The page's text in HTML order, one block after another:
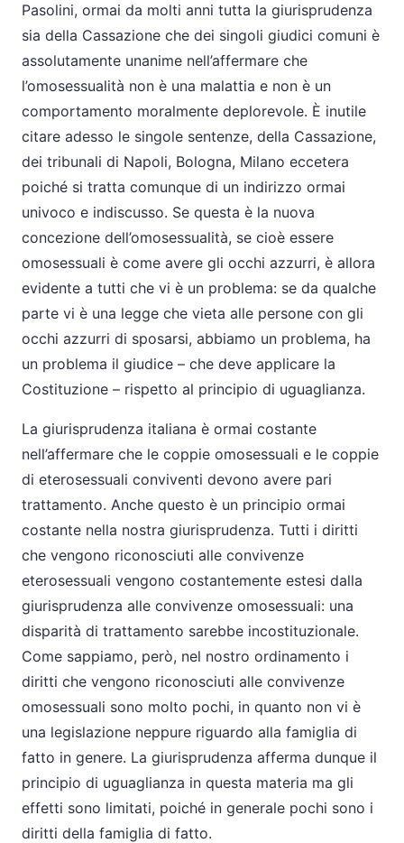
Pasolini, ormai da molti anni tutta la giurisprudenza
sia della Cassazione che dei singoli giudici comuni è
assolutamente unanime nell’affermare che
l’omosessualità non è una malattia e non è un
comportamento moralmente deplorevole. È inutile
citare adesso le singole sentenze, della Cassazione,
dei tribunali di Napoli, Bologna, Milano eccetera
poiché si tratta comunque di un indirizzo ormai
univoco e indiscusso. Se questa è la nuova
concezione dell’omosessualità, se cioè essere
omosessuali è come avere gli occhi azzurri, è allora
evidente a tutti che vi è un problema: se da qualche
parte vi è una legge che vieta alle persone con gli
occhi azzurri di sposarsi, abbiamo un problema, ha
un problema il giudice – che deve applicare la
Costituzione – rispetto al principio di uguaglianza.
La giurisprudenza italiana è ormai costante
nell’affermare che le coppie omosessuali e le coppie
di eterosessuali conviventi devono avere pari
trattamento. Anche questo è un principio ormai
costante nella nostra giurisprudenza. Tutti i diritti
che vengono riconosciuti alle convivenze
eterosessuali vengono costantemente estesi dalla
giurisprudenza alle convivenze omosessuali: una
disparità di trattamento sarebbe incostituzionale.
Come sappiamo, però, nel nostro ordinamento i
diritti che vengono riconosciuti alle convivenze
omosessuali sono molto pochi, in quanto non vi è
una legislazione neppure riguardo alla famiglia di
fatto in genere. La giurisprudenza afferma dunque il
principio di uguaglianza in questa materia ma gli
effetti sono limitati, poiché in generale pochi sono i
diritti della famiglia di fatto.